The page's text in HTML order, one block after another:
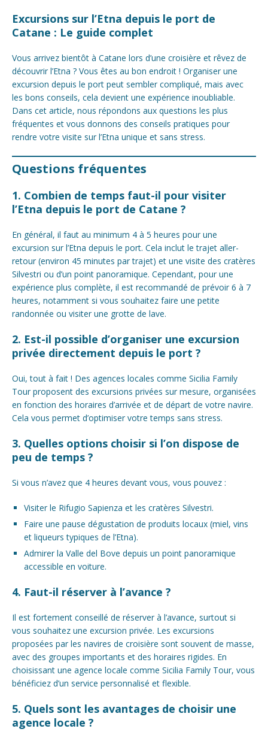
Excursions sur l’Etna depuis le port de
Catane : Le guide complet
Vous arrivez bientôt à Catane lors d’une croisière et rêvez de
découvrir l’Etna ? Vous êtes au bon endroit ! Organiser une
excursion depuis le port peut sembler compliqué, mais avec
les bons conseils, cela devient une expérience inoubliable.
Dans cet article, nous répondons aux questions les plus
fréquentes et vous donnons des conseils pratiques pour
rendre votre visite sur l’Etna unique et sans stress.
Questions fréquentes
1. Combien de temps faut-il pour visiter
l’Etna depuis le port de Catane ?
En général, il faut au minimum 4 à 5 heures pour une
excursion sur l’Etna depuis le port. Cela inclut le trajet aller-
retour (environ 45 minutes par trajet) et une visite des cratères
Silvestri ou d’un point panoramique. Cependant, pour une
expérience plus complète, il est recommandé de prévoir 6 à 7
heures, notamment si vous souhaitez faire une petite
randonnée ou visiter une grotte de lave.
2. Est-il possible d’organiser une excursion
privée directement depuis le port ?
Oui, tout à fait ! Des agences locales comme Sicilia Family
Tour proposent des excursions privées sur mesure, organisées
en fonction des horaires d’arrivée et de départ de votre navire.
Cela vous permet d’optimiser votre temps sans stress.
3. Quelles options choisir si l’on dispose de
peu de temps ?
Si vous n’avez que 4 heures devant vous, vous pouvez :
Visiter le Rifugio Sapienza et les cratères Silvestri.
Faire une pause dégustation de produits locaux (miel, vins
et liqueurs typiques de l’Etna).
Admirer la Valle del Bove depuis un point panoramique
accessible en voiture.
4. Faut-il réserver à l’avance ?
Il est fortement conseillé de réserver à l’avance, surtout si
vous souhaitez une excursion privée. Les excursions
proposées par les navires de croisière sont souvent de masse,
avec des groupes importants et des horaires rigides. En
choisissant une agence locale comme Sicilia Family Tour, vous
bénéficiez d’un service personnalisé et flexible.
5. Quels sont les avantages de choisir une
agence locale ?